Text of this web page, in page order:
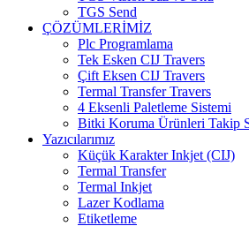
TGS Send
ÇÖZÜMLERİMİZ
Plc Programlama
Tek Esken CIJ Travers
Çift Eksen CIJ Travers
Termal Transfer Travers
4 Eksenli Paletleme Sistemi
Bitki Koruma Ürünleri Takip
Yazıcılarımız
Küçük Karakter Inkjet (CIJ)
Termal Transfer
Termal Inkjet
Lazer Kodlama
Etiketleme